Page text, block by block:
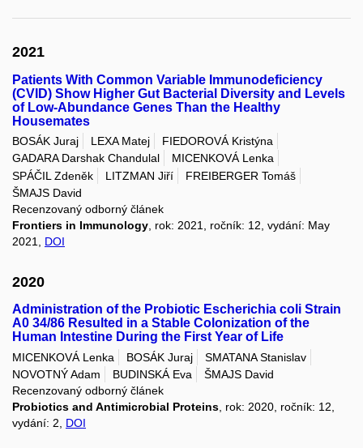
2021
Patients With Common Variable Immunodeficiency
(CVID) Show Higher Gut Bacterial Diversity and Levels
of Low-Abundance Genes Than the Healthy
Housemates
BOSÁK Juraj LEXA Matej
FIEDOROVÁ Kristýna
GADARA Darshak Chandulal
MICENKOVÁ Lenka
SPÁČIL Zdeněk
LITZMAN Jiří
FREIBERGER Tomáš
ŠMAJS David
Recenzovaný odborný článek
Frontiers in Immunology , rok: 2021, ročník: 12, vydání: May
2021, DOI
2020
Administration of the Probiotic Escherichia coli Strain
A0 34/86 Resulted in a Stable Colonization of the
Human Intestine During the First Year of Life
MICENKOVÁ Lenka BOSÁK Juraj
SMATANA Stanislav
NOVOTNÝ Adam
BUDINSKÁ Eva
ŠMAJS David
Recenzovaný odborný článek
Probiotics and Antimicrobial Proteins , rok: 2020, ročník: 12,
vydání: 2, DOI